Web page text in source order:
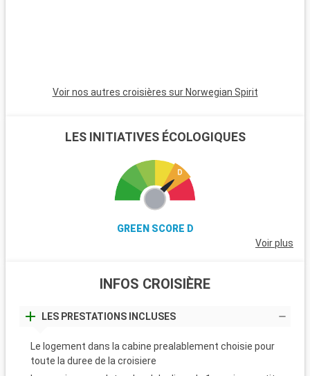
Voir nos autres croisières sur Norwegian Spirit
LES INITIATIVES ÉCOLOGIQUES
GREEN SCORE D
Voir plus
INFOS CROISIÈRE
LES PRESTATIONS INCLUSES
Le logement dans la cabine prealablement choisie pour
toute la duree de la croisiere